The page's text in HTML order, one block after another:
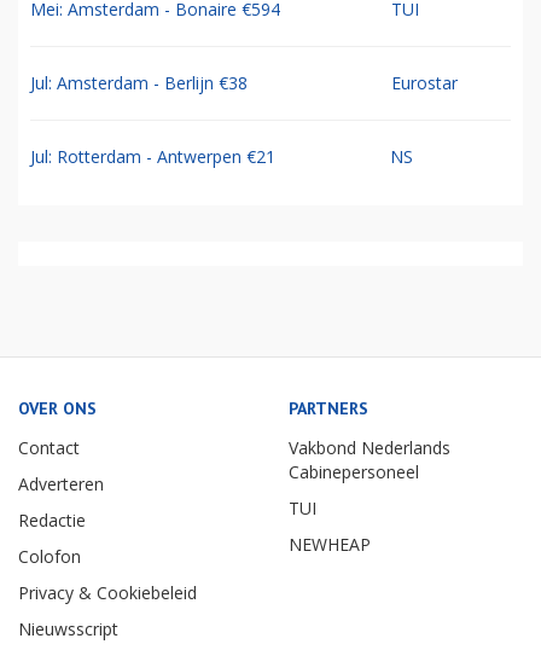
Mei: Amsterdam - Bonaire €594 TUI
Jul: Amsterdam - Berlijn €38 Eurostar
Jul: Rotterdam - Antwerpen €21 NS
OVER ONS
Contact
Adverteren
Redactie
Colofon
Privacy & Cookiebeleid
Nieuwsscript
PARTNERS
Vakbond Nederlands
Cabinepersoneel
TUI
NEWHEAP